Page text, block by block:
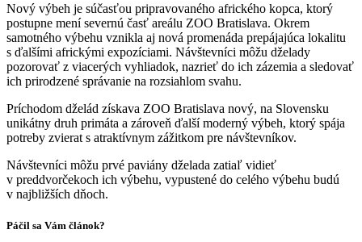
Nový výbeh je súčasťou pripravovaného afrického kopca, ktorý
postupne mení severnú časť areálu ZOO Bratislava. Okrem
samotného výbehu vznikla aj nová promenáda prepájajúca lokalitu
s ďalšími africkými expozíciami. Návštevníci môžu dželady
pozorovať z viacerých vyhliadok, nazrieť do ich zázemia a sledovať
ich prirodzené správanie na rozsiahlom svahu.
Príchodom dželád získava ZOO Bratislava nový, na Slovensku
unikátny druh primáta a zároveň ďalší moderný výbeh, ktorý spája
potreby zvierat s atraktívnym zážitkom pre návštevníkov.
Návštevníci môžu prvé paviány dželada zatiaľ vidieť
v preddvorčekoch ich výbehu, vypustené do celého výbehu budú
v najbližších dňoch.
Páčil sa Vám článok?